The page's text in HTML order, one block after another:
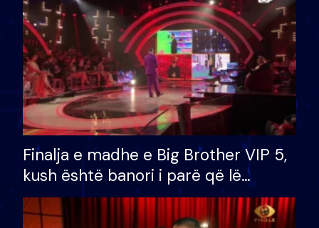
Finalja e madhe e Big Brother VIP 5,
kush është banori i parë që lë
shtëpinë dhe humb mundësinë për
të fituar çmimin e madh